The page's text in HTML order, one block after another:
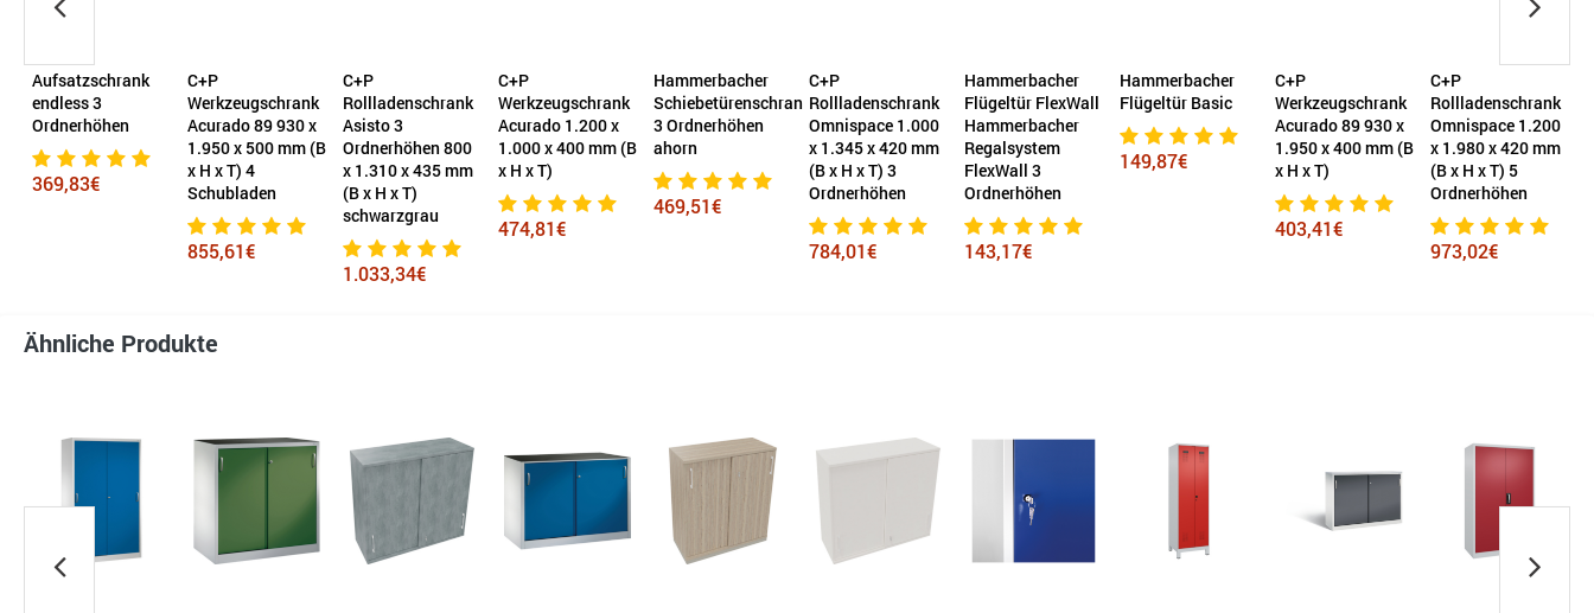
Aufsatzschrank
endless 3
Ordnerhöhen
369,83€
C+P
Werkzeugschrank
Acurado 89 930 x
1.950 x 500 mm (B
x H x T) 4
Schubladen
855,61€
C+P
Rollladenschrank
Asisto 3
Ordnerhöhen 800
x 1.310 x 435 mm
(B x H x T)
schwarzgrau
1.033,34€
C+P
Werkzeugschrank
Acurado 1.200 x
1.000 x 400 mm (B
x H x T)
474,81€
Hammerbacher
Schiebetürenschrank
3 Ordnerhöhen
ahorn
469,51€
C+P
Rollladenschrank
Omnispace 1.000
x 1.345 x 420 mm
(B x H x T) 3
Ordnerhöhen
784,01€
Hammerbacher
Flügeltür FlexWall
Hammerbacher
Regalsystem
FlexWall 3
Ordnerhöhen
143,17€
Hammerbacher
Flügeltür Basic
149,87€
C+P
Werkzeugschrank
Acurado 89 930 x
1.950 x 400 mm (B
x H x T)
403,41€
C+P
Rollladenschrank
Omnispace 1.200
x 1.980 x 420 mm
(B x H x T) 5
Ordnerhöhen
973,02€
Ähnliche Produkte